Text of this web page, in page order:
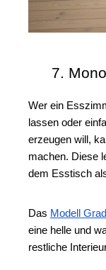
7.
Wer ein
lassen oder
erzeugen will,
machen. Diese
dem Esstisch
Das Modell
eine helle und
restliche